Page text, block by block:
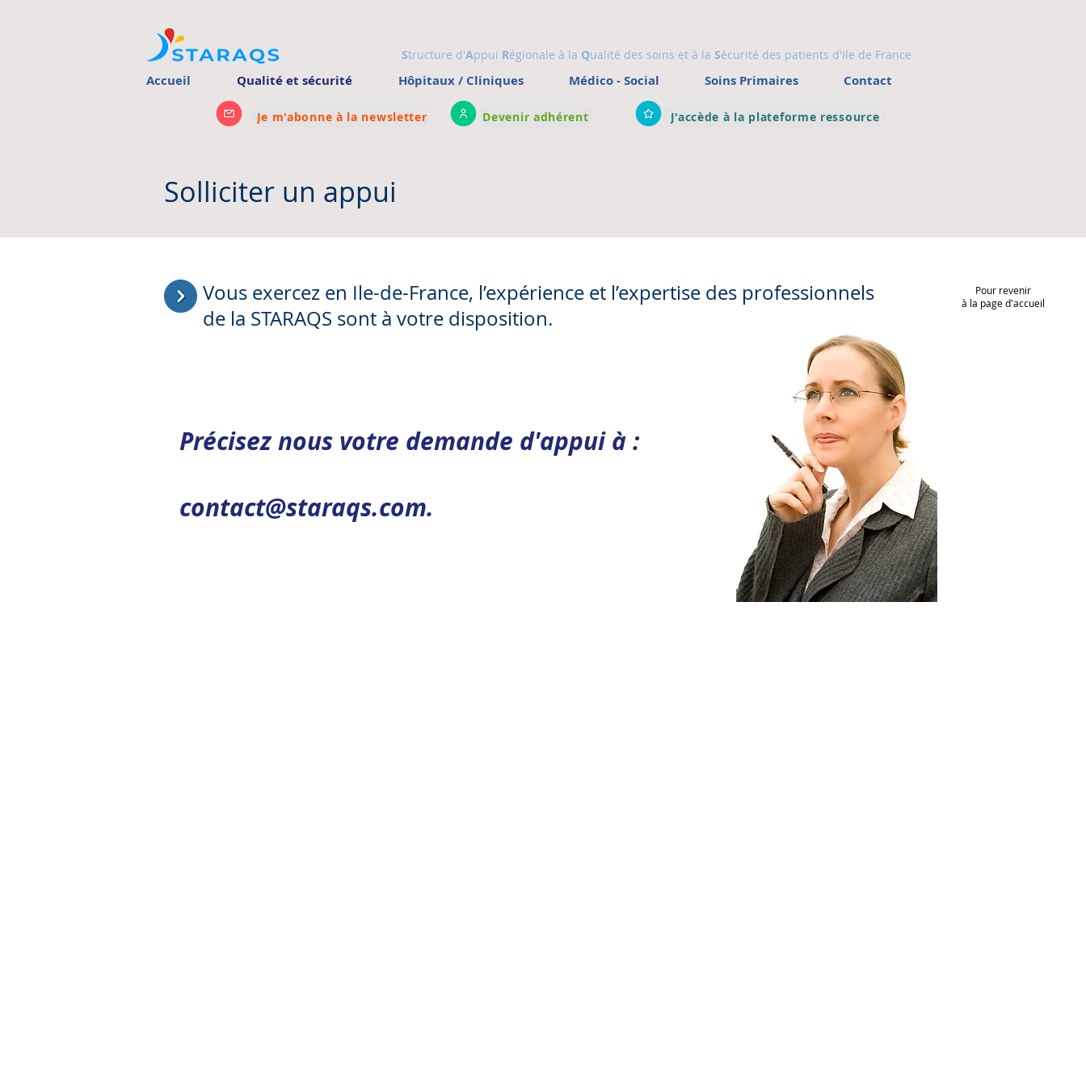
Structure d'Appui Régionale à la Qualité des soins et à la Sécurité des patients d'Ile de France
Accueil Qualité et sécurité Hôpitaux / Cliniques Médico - Social Soins Primaires Contact
Je m'abonne à la newsletter Devenir adhérent J'accède à la plateforme ressource
Solliciter un appui
Précisez nous votre demande d'appui à :
contact@staraqs.com.
Vous exercez en Ile-de-France, l’expérience et l’expertise des professionnels
de la STARAQS sont à votre disposition.
Pour revenir
à la page d'accueil